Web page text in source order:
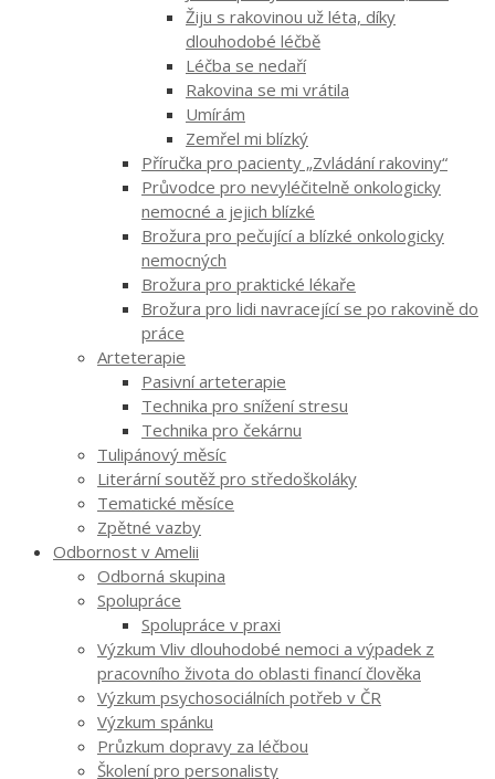
Žiju s rakovinou už léta, díky
dlouhodobé léčbě
Léčba se nedaří
Rakovina se mi vrátila
Umírám
Zemřel mi blízký
Příručka pro pacienty „Zvládání rakoviny“
Průvodce pro nevyléčitelně onkologicky
nemocné a jejich blízké
Brožura pro pečující a blízké onkologicky
nemocných
Brožura pro praktické lékaře
Brožura pro lidi navracející se po rakovině do
práce
Arteterapie
Pasivní arteterapie
Technika pro snížení stresu
Technika pro čekárnu
Tulipánový měsíc
Literární soutěž pro středoškoláky
Tematické měsíce
Zpětné vazby
Odbornost v Amelii
Odborná skupina
Spolupráce
Spolupráce v praxi
Výzkum Vliv dlouhodobé nemoci a výpadek z
pracovního života do oblasti financí člověka
Výzkum psychosociálních potřeb v ČR
Výzkum spánku
Průzkum dopravy za léčbou
Školení pro personalisty